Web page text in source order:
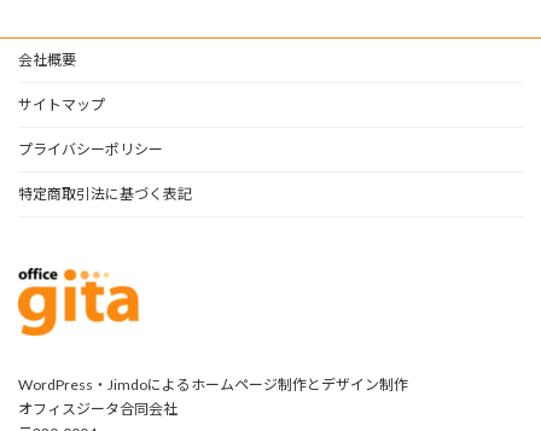
会社概要
サイトマップ
プライバシーポリシー
特定商取引法に基づく表記
WordPress・Jimdoによるホームページ制作とデザイン制作
オフィスジータ合同会社